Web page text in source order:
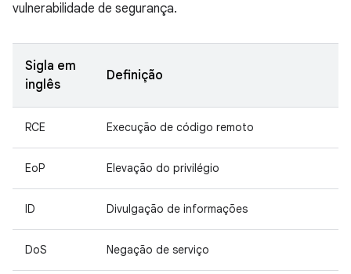
vulnerabilidade de segurança.
Sigla em
inglês
Definição
RCE Execução de código remoto
EoP Elevação do privilégio
ID Divulgação de informações
DoS Negação de serviço